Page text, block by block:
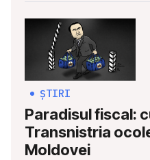
ȘTIRI
Paradisul fiscal:
Transnistria
Moldovei